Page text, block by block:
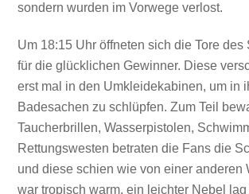
sondern wurden im Vorwege verlost.
Um 18:15 Uhr öffneten sich die Tore des
für die glücklichen Gewinner. Diese
erst mal in den Umkleidekabinen, um in
Badesachen zu schlüpfen. Zum Teil
Taucherbrillen, Wasserpistolen,
Rettungswesten betraten die Fans die
und diese schien wie von einer anderen
war tropisch warm, ein leichter Nebel lag